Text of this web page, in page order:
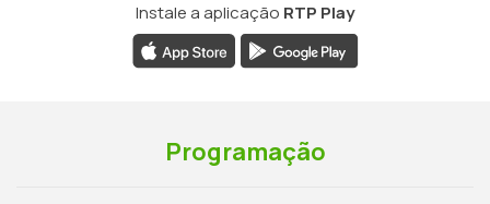
Instale a aplicação RTP Play
Programação